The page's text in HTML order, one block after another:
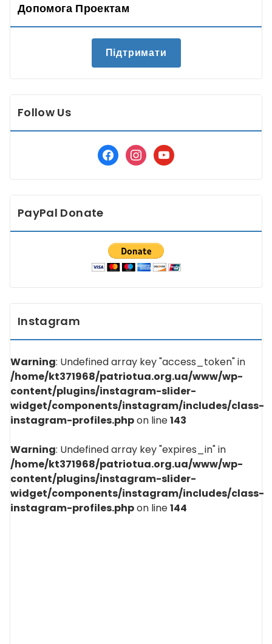
Допомога Проектам
Підтримати
Follow Us
facebookinstagram
youtube
PayPal Donate
Instagram
Warning: Undefined array key "access_token" in
/home/kt371968/patriotua.org.ua/www/wp-
content/plugins/instagram-slider-
widget/components/instagram/includes/class-
instagram-profiles.phpon line143
Warning: Undefined array key "expires_in" in
/home/kt371968/patriotua.org.ua/www/wp-
content/plugins/instagram-slider-
widget/components/instagram/includes/class-
instagram-profiles.phpon line144